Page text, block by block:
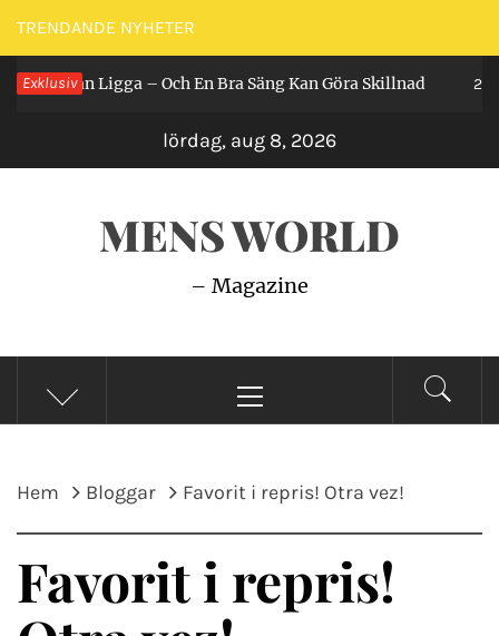
Hoppa
till
innehåll
TRENDANDE NYHETER
Exklusiv
Man Ligga – Och En Bra Säng Kan Göra Skillnad 2 år
lördag, aug 8, 2026
MENS WORLD
– Magazine
meny
Hem Bloggar Favorit i repris! Otra vez!
Favorit i repris!